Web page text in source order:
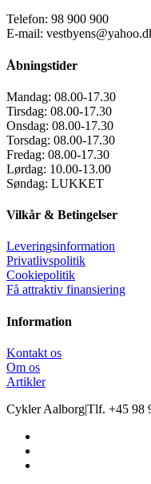
Telefon: 98 900 900
E-mail:
Åbningstider
Mandag: 08.00-17.30
Tirsdag: 08.00-17.30
Onsdag: 08.00-17.30
Torsdag: 08.00-17.30
Fredag: 08.00-17.30
Lørdag: 10.00-13.00
Søndag: LUKKET
Vilkår & Betingelser
Leveringsinformation
Privatlivspolitik
Cookiepolitik
Få attraktiv finansiering
Information
Kontakt os
Om os
Artikler
Cykler Aalborg|Tlf. +45 98